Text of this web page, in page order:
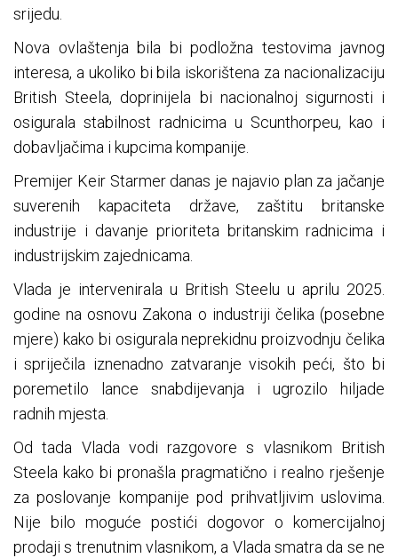
srijedu.
Nova ovlaštenja bila bi podložna testovima javnog
interesa, a ukoliko bi bila iskorištena za nacionalizaciju
British Steela, doprinijela bi nacionalnoj sigurnosti i
osigurala stabilnost radnicima u Scunthorpeu, kao i
dobavljačima i kupcima kompanije.
Premijer Keir Starmer danas je najavio plan za jačanje
suverenih kapaciteta države, zaštitu britanske
industrije i davanje prioriteta britanskim radnicima i
industrijskim zajednicama.
Vlada je intervenirala u British Steelu u aprilu 2025.
godine na osnovu Zakona o industriji čelika (posebne
mjere) kako bi osigurala neprekidnu proizvodnju čelika
i spriječila iznenadno zatvaranje visokih peći, što bi
poremetilo lance snabdijevanja i ugrozilo hiljade
radnih mjesta.
Od tada Vlada vodi razgovore s vlasnikom British
Steela kako bi pronašla pragmatično i realno rješenje
za poslovanje kompanije pod prihvatljivim uslovima.
Nije bilo moguće postići dogovor o komercijalnoj
prodaji s trenutnim vlasnikom, a Vlada smatra da se ne